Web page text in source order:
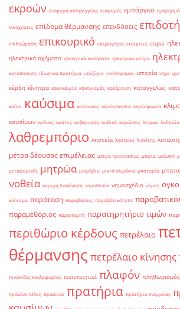
εκροών εισφορά αλληλεγγύης εισφορές εμπάργκο
ενισχύσεις επίδομα θέρμανσης επενδύσεις
επιθεώρηση επικουρικό επιμέτρηση εταιρείες ευρώ
ηλεκτρικά οχήματα ηλεκτρικά ποδήλατα ηλεκτρικό ρεύμα
καταπόνηση ιδιωτικά πρατήρια ισοζύγιο ισολογισμοί ιστορία ισχύ
κέρδη κίνητρα κακοκαιρία κανονισμός κατάρτιση καταγγελίες
καύσι καύσιμα καύσωνας κερδοσκοπία κερδοφορία
καυσίμων κράνος κράτος κυβέρνηση κυβικά κυρώσεις λίτρων λαθραία
λαθρεμπόριο ληστεία ληστείες λιγνίτης
μέτρα δέουσας επιμέλειας μέτρα προστασίας μαφία μείωση
μεταφορικές μητρώα μικρόβια μικτά κλιμάκια μπαταρία
νοθεία νομιμη διακίνηση νομοθεσία νομοσχέδιο νόμος
καύσιμα παράταση παραβάσεις παραβάτικότητα
παραμεθόριος παραπομπή παρατηρητήριο τιμών
περιθώριο κέρδους πετρέλαιο
θέρμανσης πετρέλαιο κίνησης
πινακίδες κυκλοφορίας πιστοποιητικά πλαφόν πληθωρισμός
πράσινο τέλος πρακτικό πρατήρια πρατήριο ενέργειας